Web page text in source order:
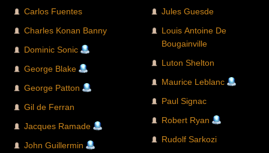
Carlos Fuentes
Charles Konan Banny
Dominic Sonic
George Blake
George Patton
Gil de Ferran
Jacques Ramade
John Guillermin
Jules Guesde
Louis Antoine De
Bougainville
Luton Shelton
Maurice Leblanc
Paul Signac
Robert Ryan
Rudolf Sarkozi